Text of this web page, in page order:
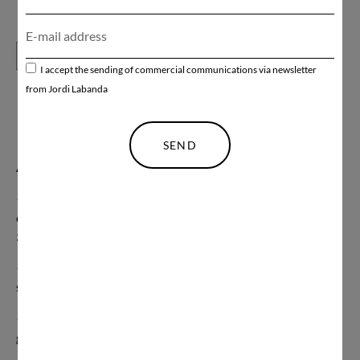
ADD TO CART
Acerca de esta obra de arte
• Disponible en A4 / 21 cm x 30 cm (Edición de 50), A3 / 30
cm x 42 cm (Edición de 40), A2 / 42 cm x 59 cm (Edición de
30) incluido un borde para enmarcar fácilmente
• Suministrado con un certificado de autenticidad firmado,
sellado y numerado
• Papel de algodón calidad museo con una vida de archivo
garantizada de más de 100 años
I accept the sending of commercial communications via newsletter
from Jordi Labanda
SEND